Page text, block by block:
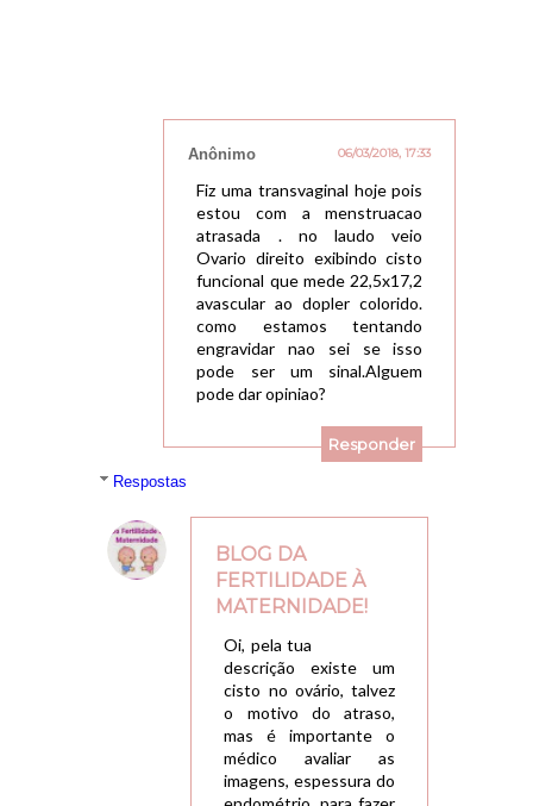
Anônimo 06/03/2018, 17:33
Fiz uma transvaginal hoje pois
estou com a menstruacao
atrasada . no laudo veio
Ovario direito exibindo cisto
funcional que mede 22,5x17,2
avascular ao dopler colorido.
como estamos tentando
engravidar nao sei se isso
pode ser um sinal.Alguem
pode dar opiniao?
Responder
Respostas
BLOG DA
FERTILIDADE À
MATERNIDADE!
Oi, pela tua
descrição existe um
cisto no ovário, talvez
o motivo do atraso,
mas é importante o
médico avaliar as
imagens, espessura do